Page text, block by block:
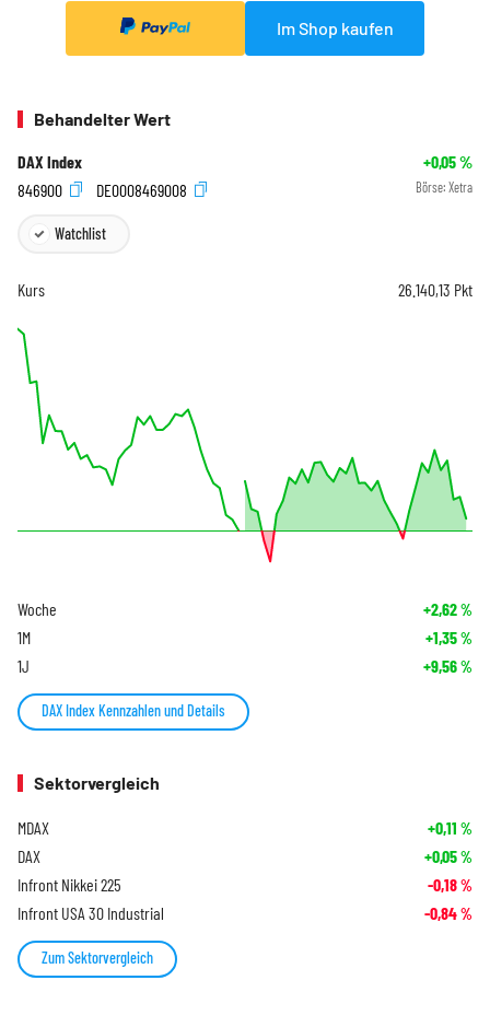
Im Shop kaufen
Behandelter Wert
DAX Index +0,05%
846900
DE0008469008 Börse: Xetra
Watchlist
Kurs 26.140,13 Pkt
Woche +2,62%
1M +1,35%
1J +9,56%
DAX Index Kennzahlen und Details
Sektorvergleich
MDAX +0,11 %
DAX +0,05%
Infront Nikkei 225 -0,18%
Infront USA 30 Industrial -0,84%
Zum Sektorvergleich